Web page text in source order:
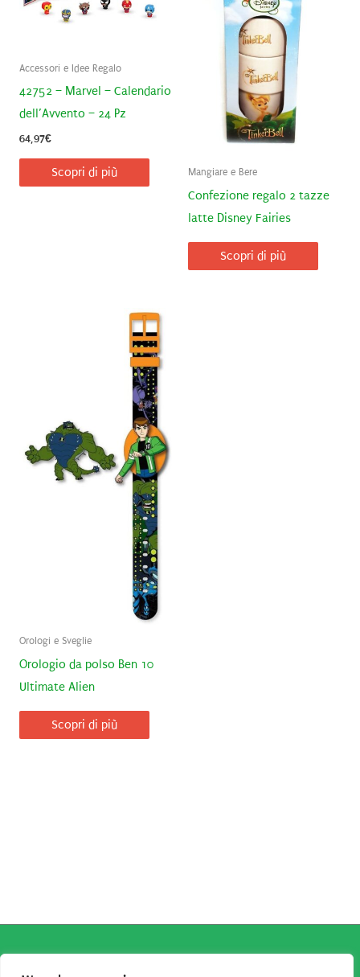
Accessori e Idee Regalo
42752 – Marvel – Calendario
dell’Avvento – 24 Pz
64,97€
Scopri di più Mangiare e Bere
Confezione regalo 2 tazze
latte Disney Fairies
Scopri di più
Orologi e Sveglie
Orologio da polso Ben 10
Ultimate Alien
Scopri di più